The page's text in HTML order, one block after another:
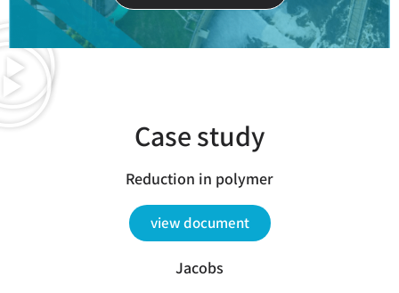
Case study
Reduction in polymer
view document
Jacobs